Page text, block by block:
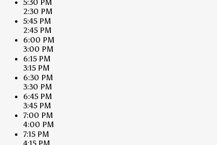
5:30 PM
2:30 PM
5:45 PM
2:45 PM
6:00 PM
3:00 PM
6:15 PM
3:15 PM
6:30 PM
3:30 PM
6:45 PM
3:45 PM
7:00 PM
4:00 PM
7:15 PM
4:15 PM